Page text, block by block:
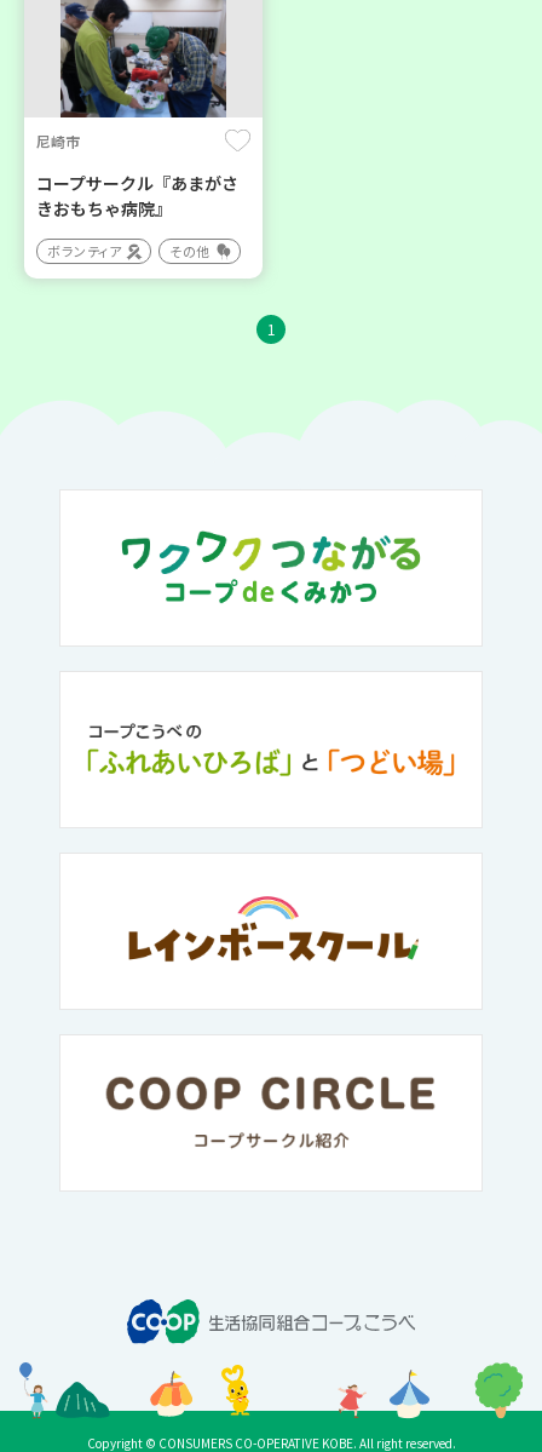
尼崎市
コープサークル『あまがさ
きおもちゃ病院』
ボランティア その他
1
Copyright © CONSUMERS CO-OPERATIVE KOBE. All right reserved.